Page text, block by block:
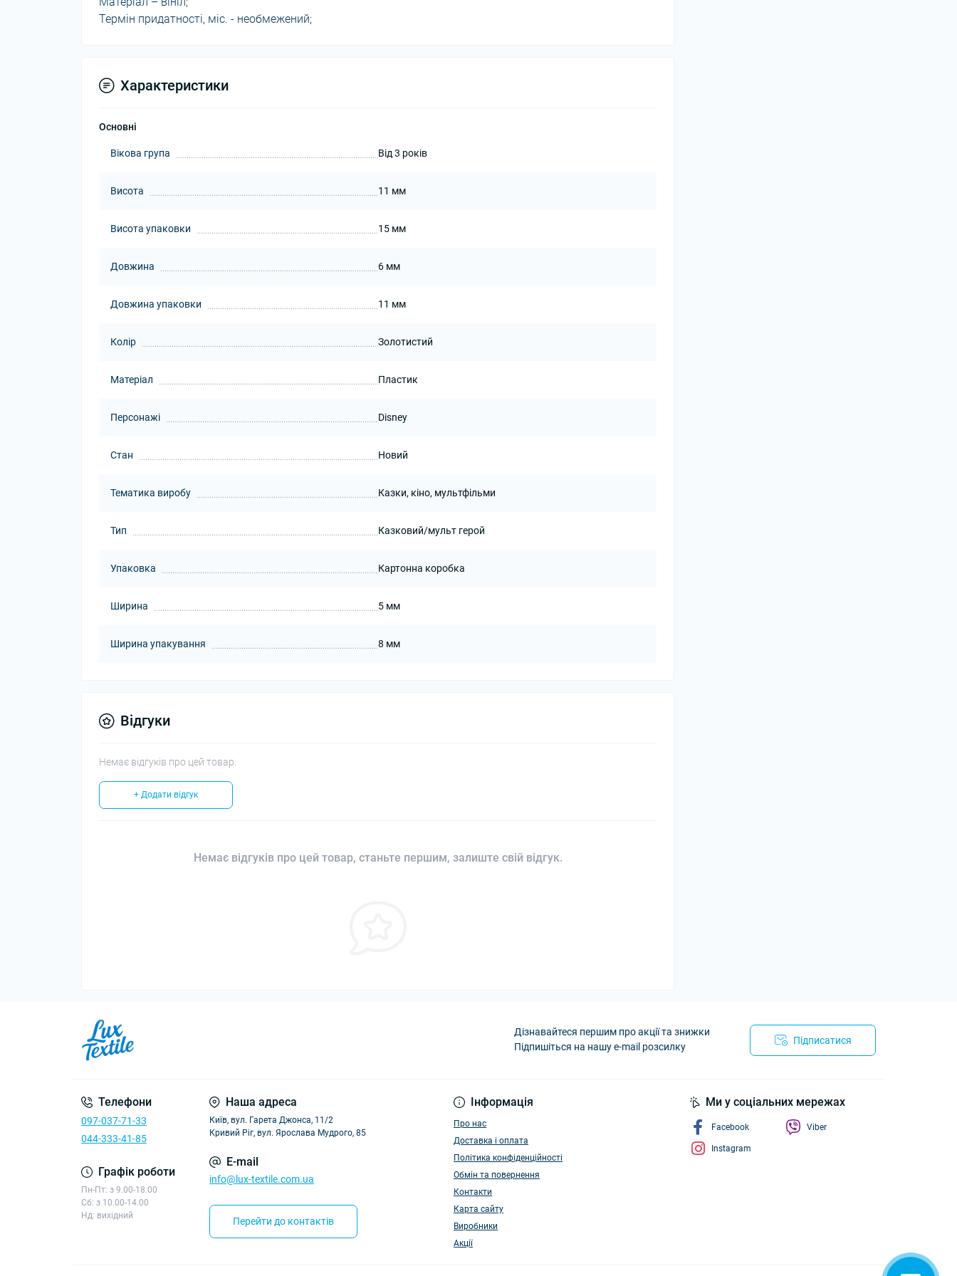
Термін придатності, міс. - необмежений;
Характеристики
Основні
Вікова група Від 3 років
Висота 11 мм
Висота упаковки 15 мм
Довжина 6 мм
Довжина упаковки 11 мм
Колір Золотистий
Матеріал Пластик
Персонажі Disney
Стан Новий
Тематика виробу Казки, кіно, мультфільми
Тип Казковий/мульт герой
Упаковка Картонна коробка
Ширина 5 мм
Ширина упакування 8 мм
Відгуки
Немає відгуків про цей товар.
+ Додати відгук
Немає відгуків про цей товар, станьте першим, залиште свій відгук.
Дізнавайтеся першим про акції та знижки
Підпишіться на нашу e-mail розсилку
Підписатися
Телефони
097-037-71-33
044-333-41-85
Графік роботи
Пн-Пт: з 9.00-18.00
Сб: з 10.00-14.00
Нд: вихідний
Наша адреса
Київ, вул. Гарета Джонса, 11/2
Кривий Ріг, вул. Ярослава Мудрого, 85
E-mail
info@lux-textile.com.ua
Перейти до контактів
Інформація
Про нас
Доставка і оплата
Політика конфіденційності
Обмін та повернення
Контакти
Карта сайту
Виробники
Акції
Ми у соціальних мережах
Facebook
Instagram
Viber